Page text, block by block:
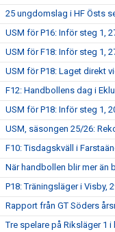
25 ungdomslag i HF Östs
USM för P16: Inför steg 1,
USM för F18: Inför steg 1,
USM för P18: Laget direkt
F12: Handbollens dag i
USM för P18: Inför steg 1,
USM, säsongen 25/26:
F10: Tisdagskväll i
När handbollen blir mer än
P18: Träningsläger i Visby,
Rapport från GT Söders
Tre spelare på Riksläger 1 i